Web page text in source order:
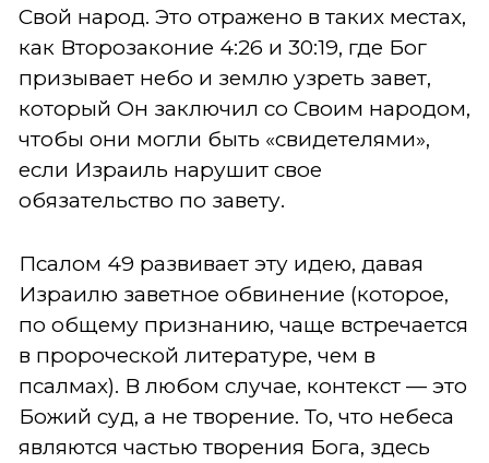
Свой народ. Это отражено в таких местах,
как Второзаконие 4:26 и 30:19, где Бог
призывает небо и землю узреть завет,
который Он заключил со Своим народом,
чтобы они могли быть «свидетелями»,
если Израиль нарушит свое
обязательство по завету.
Псалом 49 развивает эту идею, давая
Израилю заветное обвинение (которое,
по общему признанию, чаще встречается
в пророческой литературе, чем в
псалмах). В любом случае, контекст — это
Божий суд, а не творение. То, что небеса
являются частью творения Бога, здесь